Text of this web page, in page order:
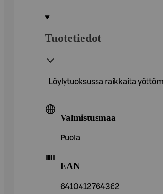
Tuotetiedot
Löylytuoksussa raikkaita
Valmistusmaa
Puola
EAN
6410412764362